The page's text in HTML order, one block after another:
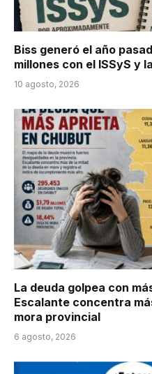
Biss generó el año
millones con el ISSyS y
10 agosto, 2026
La deuda golpea con
Escalante concentra
mora provincial
6 agosto, 2026